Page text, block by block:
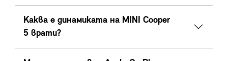
Каква е динамиката на MINI Cooper
5 врати?